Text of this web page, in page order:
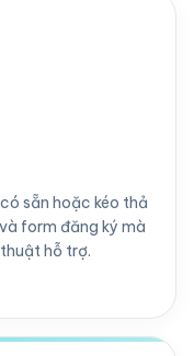
sẵn hoặc kéo thả
form đăng ký mà
hỗ trợ.